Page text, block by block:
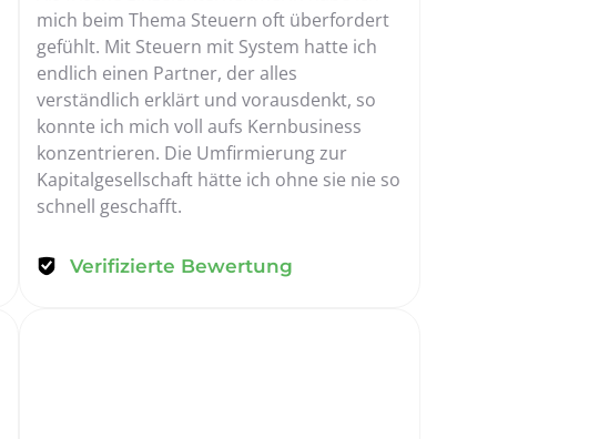
mich beim Thema Steuern oft überfordert
gefühlt. Mit Steuern mit System hatte ich
endlich einen Partner, der alles
verständlich erklärt und vorausdenkt, so
konnte ich mich voll aufs Kernbusiness
konzentrieren. Die Umfirmierung zur
Kapitalgesellschaft hätte ich ohne sie nie so
schnell geschafft.
Verifizierte Bewertung